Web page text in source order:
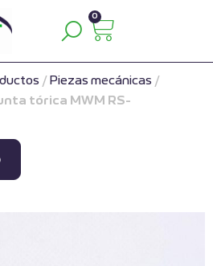
0
/ Piezas mecánicas /
tórica MWM RS-